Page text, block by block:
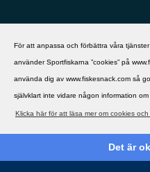
För att anpassa och förbättra våra
använder Sportfiskarna ”cookies” på
använda dig av www.fiskesnack.com så
självklart inte vidare någon information om
Klicka här för att läsa mer om cookies
Det är
Copyright ©2002 - 2021,
Copyright © 2026
All times